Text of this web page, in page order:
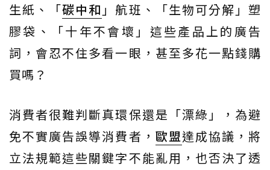
生紙、「碳中和 」航班、「生物可分解」塑
膠袋、「十年不會壞」這些產品上的廣告
詞，會忍不住多看一眼，甚至多花一點錢購
買嗎？
消費者很難判斷真環保還是「漂綠」，為避
免不實廣告誤導消費者， 歐盟達成協議，將
立法規範這些關鍵字不能亂用，也否決了透